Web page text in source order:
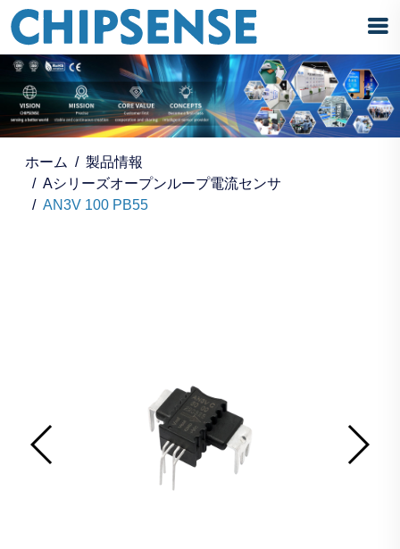
ホーム
製品情報
Aシリーズオープンループ電流センサ
AN3V 100 PB55